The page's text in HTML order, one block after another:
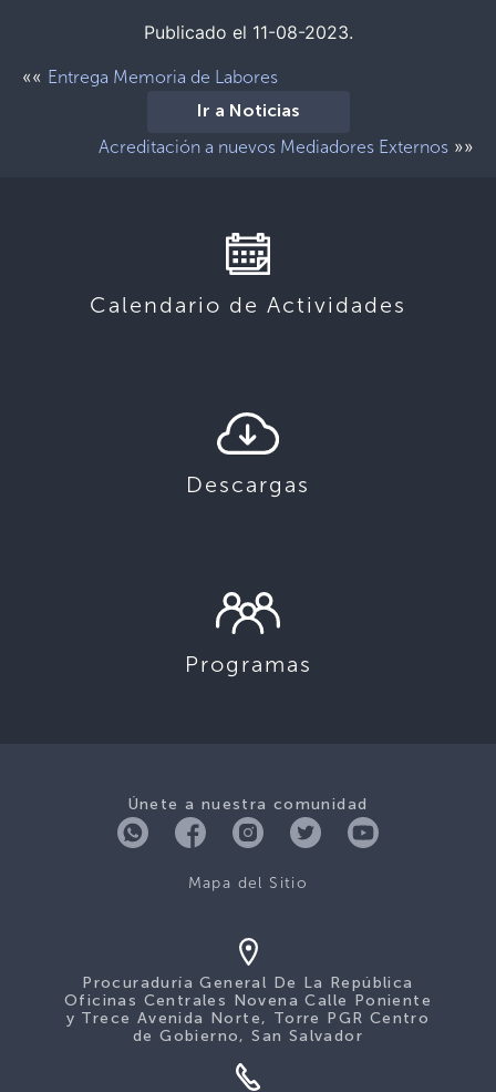
Publicado el 11-08-2023.
«« Entrega Memoria de Labores
Ir a Noticias
Acreditación a nuevos Mediadores Externos »»
Calendario de Actividades
Descargas
Programas
Únete a nuestra comunidad
Mapa del Sitio
Procuraduría General De La República
Oficinas Centrales Novena Calle Poniente
y Trece Avenida Norte, Torre PGR Centro
de Gobierno, San Salvador